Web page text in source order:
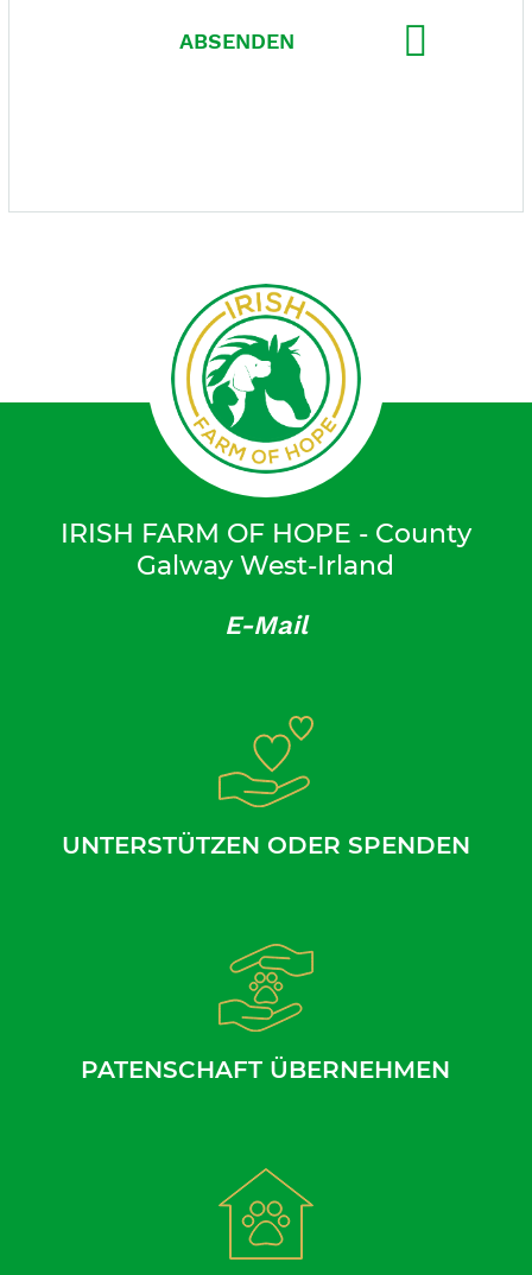
ABSENDEN
IRISH FARM OF HOPE - County
Galway West-Irland
E-Mail
UNTERSTÜTZEN ODER SPENDEN
PATENSCHAFT ÜBERNEHMEN